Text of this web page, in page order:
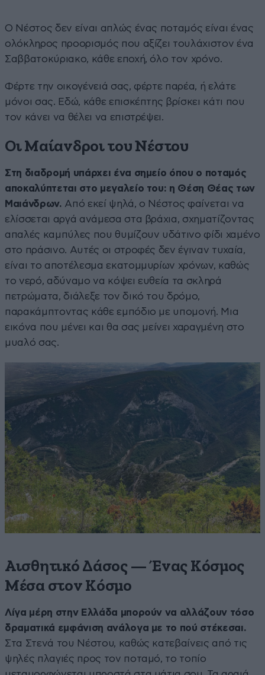
Ο Νέστος δεν είναι απλώς ένας ποταμός είναι ένας
ολόκληρος προορισμός που αξίζει τουλάχιστον ένα
Σαββατοκύριακο, κάθε εποχή, όλο τον χρόνο.
Φέρτε την οικογένειά σας, φέρτε παρέα, ή ελάτε
μόνοι σας. Εδώ, κάθε επισκέπτης βρίσκει κάτι που
τον κάνει να θέλει να επιστρέψει.
Οι Μαίανδροι του Νέστου
Στη διαδρομή υπάρχει ένα σημείο όπου ο ποταμός
αποκαλύπτεται στο μεγαλείο του: η Θέση Θέας των
Μαιάνδρων. Από εκεί ψηλά, ο Νέστος φαίνεται να
ελίσσεται αργά ανάμεσα στα βράχια, σχηματίζοντας
απαλές καμπύλες που θυμίζουν υδάτινο φίδι χαμένο
στο πράσινο. Αυτές οι στροφές δεν έγιναν τυχαία,
είναι το αποτέλεσμα εκατομμυρίων χρόνων, καθώς
το νερό, αδύναμο να κόψει ευθεία τα σκληρά
πετρώματα, διάλεξε τον δικό του δρόμο,
παρακάμπτοντας κάθε εμπόδιο με υπομονή. Μια
εικόνα που μένει και θα σας μείνει χαραγμένη στο
μυαλό σας.
Αισθητικό Δάσος — Ένας Κόσμος
Μέσα στον Κόσμο
Λίγα μέρη στην Ελλάδα μπορούν να αλλάζουν τόσο
δραματικά εμφάνιση ανάλογα με το πού στέκεσαι.
Στα Στενά του Νέστου, καθώς κατεβαίνεις από τις
ψηλές πλαγιές προς τον ποταμό, το τοπίο